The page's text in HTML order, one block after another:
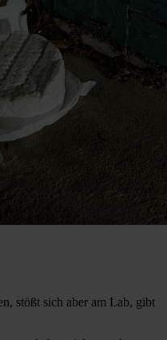
stößt sich aber am Lab, gibt